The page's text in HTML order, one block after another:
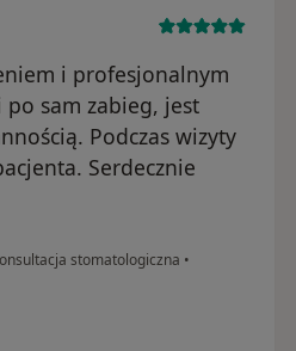
i profesjonalnym
sam zabieg, jest
Podczas wizyty
Serdecznie
stomatologiczna •